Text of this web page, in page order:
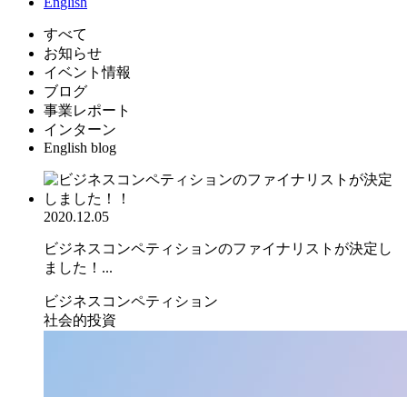
すべて
お知らせ
イベント情報
ブログ
事業レポート
インターン
English blog
2020.12.05
ビジネスコンペティションのファイナリストが決定し
ました！...
ビジネスコンペティション
社会的投資